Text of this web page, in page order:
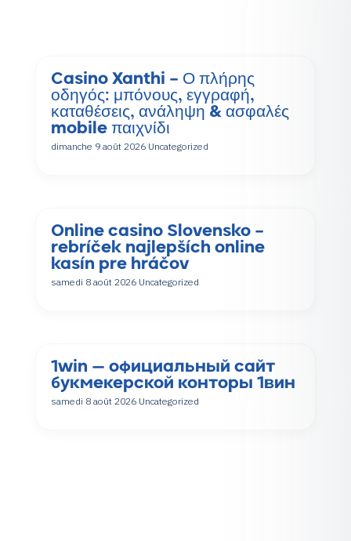
Casino Xanthi – Ο πλήρης
οδηγός: μπόνους, εγγραφή,
καταθέσεις, ανάληψη & ασφαλές
mobile παιχνίδι
dimanche 9 août 2026 Uncategorized
Online casino Slovensko –
rebríček najlepších online
kasín pre hráčov
samedi 8 août 2026 Uncategorized
1win — официальный сайт
букмекерской конторы 1вин
samedi 8 août 2026 Uncategorized